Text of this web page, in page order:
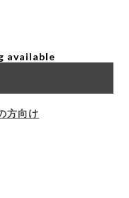
available
方向け